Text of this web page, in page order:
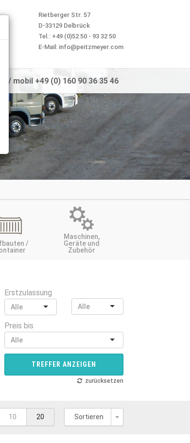
Rietberger Str. 57
D-33129 Delbrück
Tel.: +49 (0)52 50 - 93 32 50
E-Mail: info@peitzmeyer.com
/ mobil +49 (0) 160 90 36 35 46
/
Maschinen,
Geräte und
Zubehör
Erstzulassung
Preis bis
TREFFER ANZEIGEN
zurücksetzen
Sortieren Toggle Dropdown
10 20